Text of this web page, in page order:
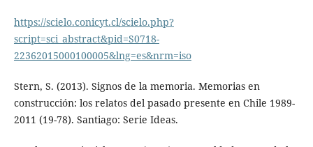
https://scielo.conicyt.cl/scielo.php?
script=sci_abstract&pid=S0718-
22362015000100005&lng=es&nrm=iso
Stern, S. (2013). Signos de la memoria. Memorias en
construcción: los relatos del pasado presente en Chile 1989-
2011 (19-78). Santiago: Serie Ideas.